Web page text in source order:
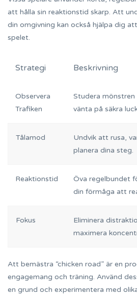
att hålla sin reaktionstid skarp. Att
din omgivning kan också hjälpa dig
spelet.
Strategi Beskrivning
Observera
Trafiken
Studera
vänta på säkra
Tålamod
Undvik att rusa,
planera dina steg.
Reaktionstid
Öva regelbundet
din förmåga att
Fokus
Eliminera
maximera
Att bemästra “chicken road” är en
engagemang och träning. Använd
en grund och experimentera med